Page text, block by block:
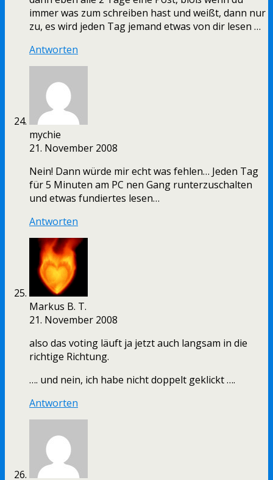
immer was zum schreiben hast und weißt, dann nur
zu, es wird jeden Tag jemand etwas von dir lesen …
Antworten
mychie
21. November 2008
Nein! Dann würde mir echt was fehlen… Jeden Tag
für 5 Minuten am PC nen Gang runterzuschalten
und etwas fundiertes lesen…
Antworten
Markus B. T.
21. November 2008
also das voting läuft ja jetzt auch langsam in die
richtige Richtung.
…. und nein, ich habe nicht doppelt geklickt ….
Antworten